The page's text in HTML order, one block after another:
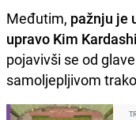
Međutim, pažnju je
upravo Kim
pojavivši se od
samoljepljivom